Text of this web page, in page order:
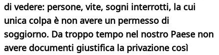
di vedere: persone, vite, sogni interrotti, la cui
unica colpa è non avere un permesso di
soggiorno. Da troppo tempo nel nostro Paese non
avere documenti giustifica la privazione così